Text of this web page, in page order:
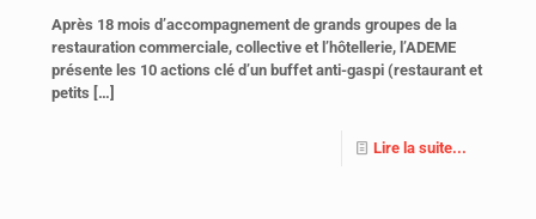
Après 18 mois d’accompagnement de grands groupes de la
restauration commerciale, collective et l’hôtellerie, l’ADEME
présente les 10 actions clé d’un buffet anti-gaspi (restaurant et
petits […]
Lire la suite...